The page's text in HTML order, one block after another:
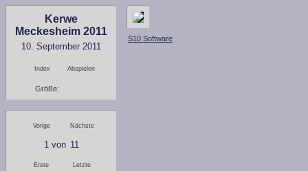
Kerwe
Meckesheim 2011
10. September 2011
Index Abspielen
Größe:
Vorige Nächste
1von 11
Erste Letzte
S10 Software